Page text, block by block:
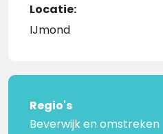
Locatie:
IJmond
Regio's
Beverwijk en omstreken